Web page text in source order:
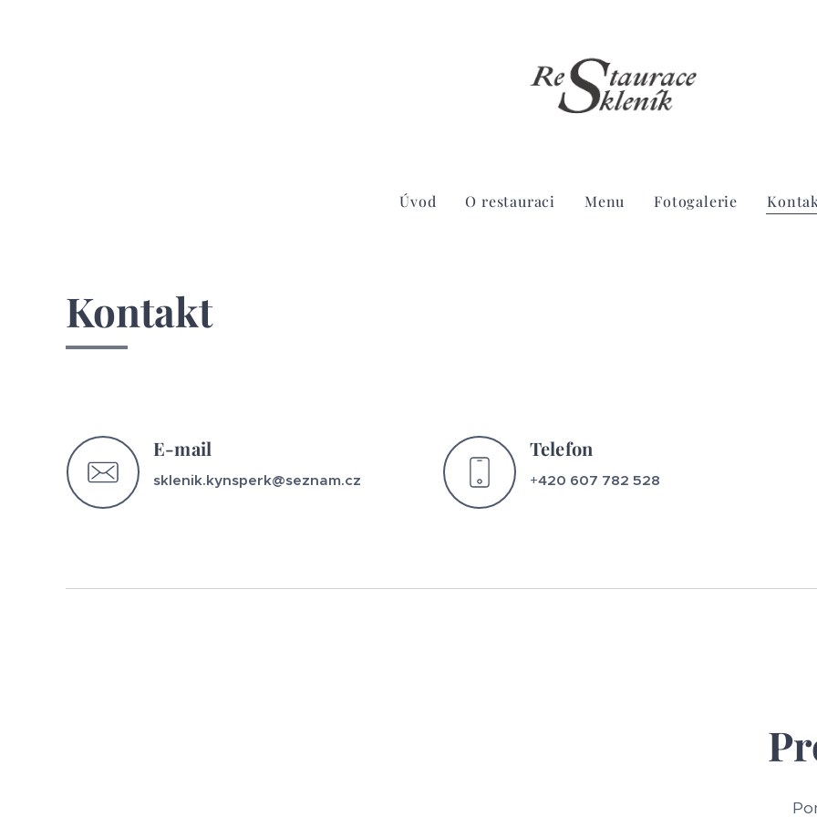
Úvod O restauraci Menu Fotogalerie
Kontakt
E-mail
sklenik.kynsperk@seznam.cz
Telefon
+420 607 782 528